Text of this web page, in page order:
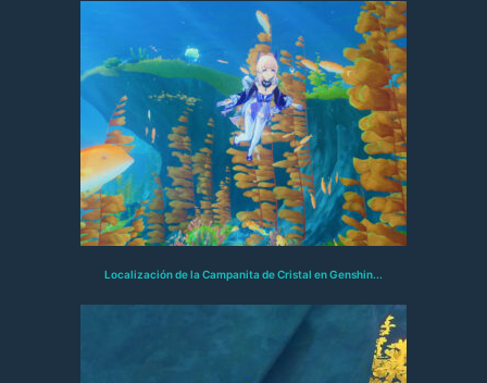
Localización de la Campanita de Cristal en Genshin...